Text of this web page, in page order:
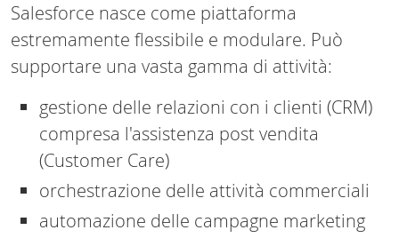
Salesforce nasce come piattaforma
estremamente flessibile e modulare. Può
supportare una vasta gamma di attività:
gestione delle relazioni con i clienti (CRM)
compresa l'assistenza post vendita
(Customer Care)
orchestrazione delle attività commerciali
automazione delle campagne marketing